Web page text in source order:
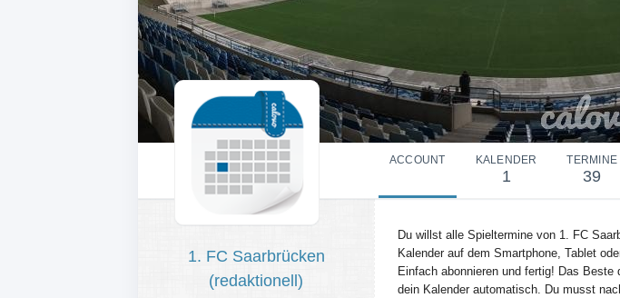
ACCOUNT KALENDER
1
TERMINE
39
1. FC Saarbrücken
(redaktionell)
Du willst alle Spieltermine von 1. FC
Kalender auf dem Smartphone, Tablet
Einfach abonnieren und fertig! Das
dein Kalender automatisch. Du musst